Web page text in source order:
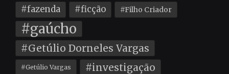
#fazenda #ficção #Filho Criador
#gaúcho
#Getúlio Dorneles Vargas
#Getúlio Vargas #investigação